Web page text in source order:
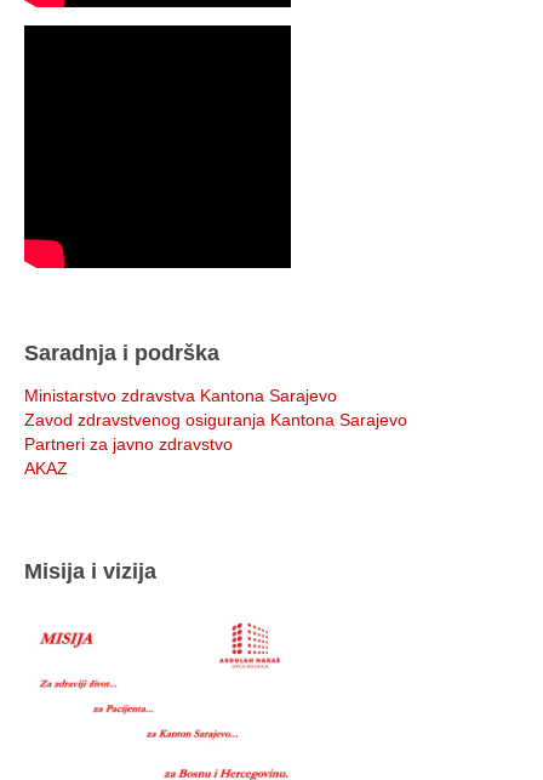
Saradnja i podrška
Ministarstvo zdravstva Kantona Sarajevo
Zavod zdravstvenog osiguranja Kantona Sarajevo
Partneri za javno zdravstvo
AKAZ
Misija i vizija